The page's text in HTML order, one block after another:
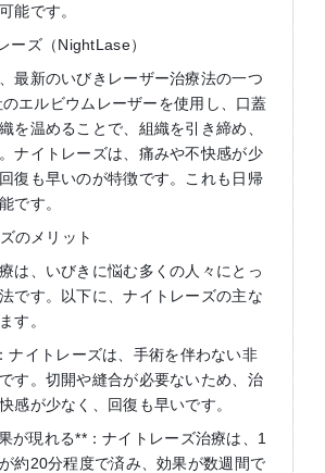
能です。
ーズ（NightLase）
最新のいびきレーザー治療法の一つ
エルビウムレーザーを使用し、口蓋
を温めることで、組織を引き締め、
ナイトレーズは、痛みや不快感が少
復も早いのが特徴です。これも日帰
です。
のメリット
は、いびきに悩む多くの人々にとっ
です。以下に、ナイトレーズの主な
す。
ナイトレーズは、手術を伴わない非
す。切開や縫合が必要ないため、治
感が少なく、回復も早いです。
が現れる**：ナイトレーズ治療は、1
約20分程度で済み、効果が数週間で